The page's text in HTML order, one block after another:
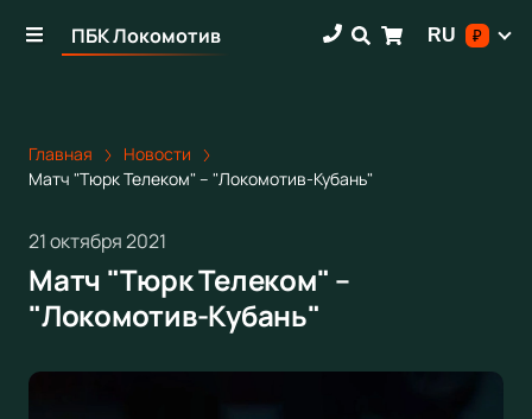
ПБК Локомотив RU ₽
Главная
Новости
Матч "Тюрк Телеком" – "Локомотив-Кубань"
21 октября 2021
Матч "Тюрк Телеком" –
"Локомотив-Кубань"